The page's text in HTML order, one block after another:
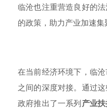
临沧也注重营造良好的
的政策，助力产业加速
在当前经济环境下，临
之间的深度对接。通过
政府推出了一系列产业